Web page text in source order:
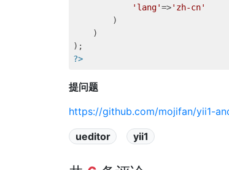
'lang'=>'zh-cn'
        )
    )
?>
提问题
https://github.com/mojifan/yii1-
ueditor yii1